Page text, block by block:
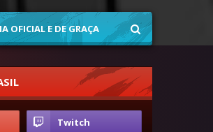
OFICIAL E DE GRAÇA